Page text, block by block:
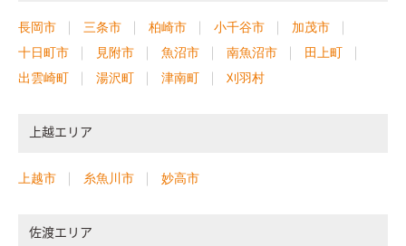
長岡市 三条市 柏崎市 小千谷市
加茂市
十日町市
見附市 魚沼市 南魚沼市
田上町
出雲崎町
湯沢町 津南町 刈羽村
上越エリア
上越市 糸魚川市 妙高市
佐渡エリア